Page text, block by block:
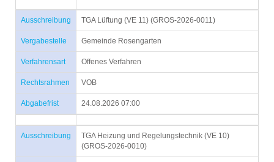
Ausschreibung TGA Lüftung (VE 11) (GROS-2026-0011)
Vergabestelle Gemeinde Rosengarten
Verfahrensart Offenes Verfahren
Rechtsrahmen VOB
Abgabefrist 24.08.2026 07:00
Ausschreibung
TGA Heizung und Regelungstechnik (VE 10)
(GROS-2026-0010)